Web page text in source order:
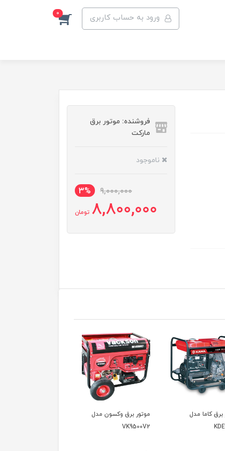
ورود به حساب کاربری 0
فروشنده: موتور برق
مارکت
ناموجود
9,000,000
3%
8,800,000 تومان
موتور برق وکسون مدل
VK9500V2
موتور برق وکسون مدل
VK9500V